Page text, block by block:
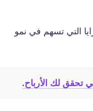
التي تسهم في نمو
تحقق لك الأرباح.